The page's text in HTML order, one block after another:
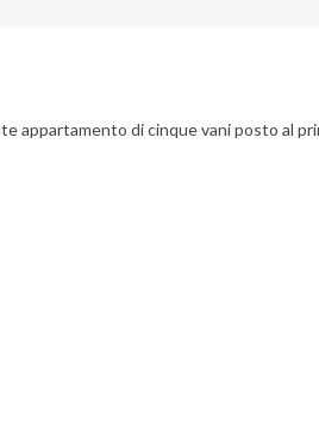
appartamento di cinque vani posto al